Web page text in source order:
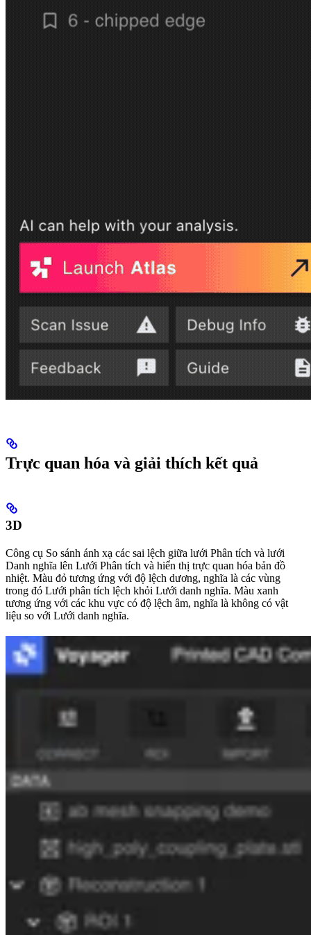
Trực quan hóa và giải thích kết quả
3D
Công cụ So sánh ánh xạ các sai lệch giữa lưới Phân tích và lưới
Danh nghĩa lên Lưới Phân tích và hiển thị trực quan hóa bản đồ
nhiệt. Màu đỏ tương ứng với độ lệch dương, nghĩa là các vùng
trong đó Lưới phân tích lệch khỏi Lưới danh nghĩa. Màu xanh
tương ứng với các khu vực có độ lệch âm, nghĩa là không có vật
liệu so với Lưới danh nghĩa.